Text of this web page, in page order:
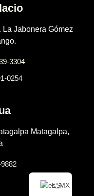
Jabonera Gómez
3304
0254
Matagalpa,
ES